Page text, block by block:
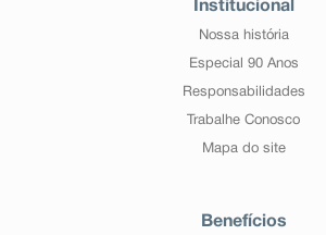
Institucional
Nossa história
Especial 90 Anos
Responsabilidades
Trabalhe Conosco
Mapa do site
Benefícios